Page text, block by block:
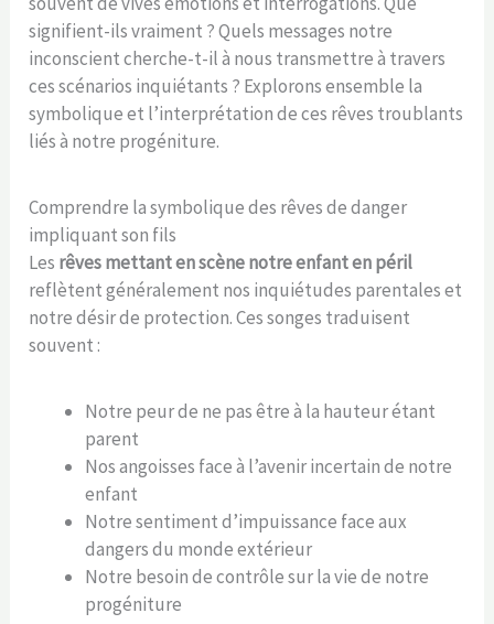
signifient-ils vraiment ? Quels messages notre
inconscient cherche-t-il à nous transmettre à travers
ces scénarios inquiétants ? Explorons ensemble la
symbolique et l’interprétation de ces rêves troublants
liés à notre progéniture.
Comprendre la symbolique des rêves de danger
impliquant son fils
Les rêves mettant en scène notre enfant en péril
reflètent généralement nos inquiétudes parentales et
notre désir de protection. Ces songes traduisent
souvent :
Notre peur de ne pas être à la hauteur étant
parent
Nos angoisses face à l’avenir incertain de notre
enfant
Notre sentiment d’impuissance face aux
dangers du monde extérieur
Notre besoin de contrôle sur la vie de notre
progéniture